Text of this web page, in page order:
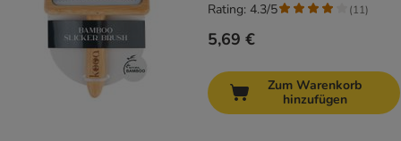
5,69 €
Rating: 4.3/5 (11)
Zum Warenkorb
hinzufügen